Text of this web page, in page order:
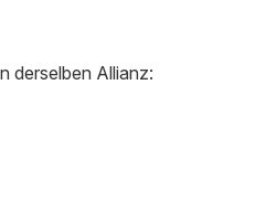
derselben Allianz: